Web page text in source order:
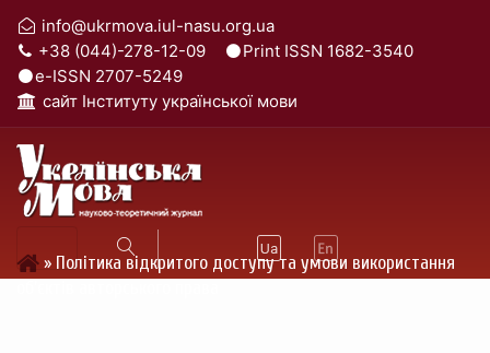
info@ukrmova.iul-nasu.org.ua
+38 (044)-278-12-09
Print ISSN 1682-3540
e-ISSN 2707-5249
cайт Інституту української мови
» Політика відкритого доступу та умови використання